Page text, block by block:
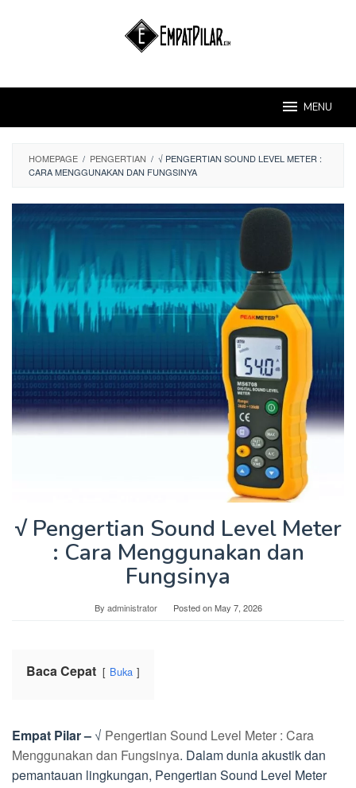
MENU
HOMEPAGE / PENGERTIAN / √ PENGERTIAN SOUND LEVEL METER :
CARA MENGGUNAKAN DAN FUNGSINYA
√ Pengertian Sound Level Meter
: Cara Menggunakan dan
Fungsinya
By administrator Posted onMay 7, 2026
Baca Cepat Buka
Empat Pilar – √ Pengertian Sound Level Meter : Cara
Menggunakan dan Fungsinya. Dalam dunia akustik dan
pemantauan lingkungan, Pengertian Sound Level Meter